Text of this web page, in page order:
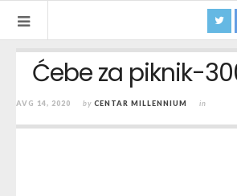
Ćebe za piknik-
AVG 14, 2020 by CENTAR MILLENNIUM in